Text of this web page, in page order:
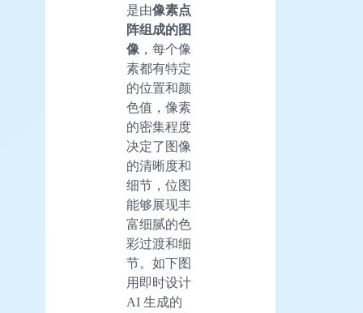
是由像素点
阵组成的图
像 ，每个像
素都有特定
的位置和颜
色值，像素
的密集程度
决定了图像
的清晰度和
细节，位图
能够展现丰
富细腻的色
彩过渡和细
节。如下图
用即时设计
AI 生成的